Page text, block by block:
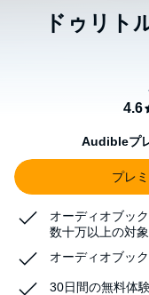
ドゥリト
Audibleプ
プレ
オーディオブッ
数十万以上の対
オーディオブッ
30日間の無料体